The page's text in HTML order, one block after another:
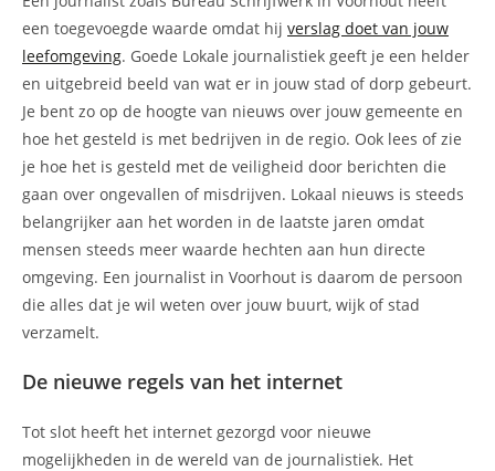
een toegevoegde waarde omdat hij verslag doet van jouw
leefomgeving. Goede Lokale journalistiek geeft je een helder
en uitgebreid beeld van wat er in jouw stad of dorp gebeurt.
Je bent zo op de hoogte van nieuws over jouw gemeente en
hoe het gesteld is met bedrijven in de regio. Ook lees of zie
je hoe het is gesteld met de veiligheid door berichten die
gaan over ongevallen of misdrijven. Lokaal nieuws is steeds
belangrijker aan het worden in de laatste jaren omdat
mensen steeds meer waarde hechten aan hun directe
omgeving. Een journalist in Voorhout is daarom de persoon
die alles dat je wil weten over jouw buurt, wijk of stad
verzamelt.
De nieuwe regels van het internet
Tot slot heeft het internet gezorgd voor nieuwe
mogelijkheden in de wereld van de journalistiek. Het